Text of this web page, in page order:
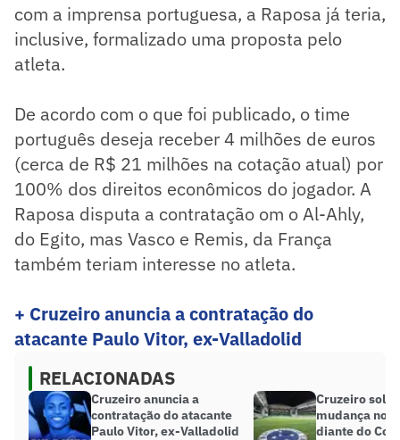
com a imprensa portuguesa, a Raposa já teria,
inclusive, formalizado uma proposta pelo
atleta.
De acordo com o que foi publicado, o time
português deseja receber 4 milhões de euros
(cerca de R$ 21 milhões na cotação atual) por
100% dos direitos econômicos do jogador. A
Raposa disputa a contratação om o Al-Ahly,
do Egito, mas Vasco e Remis, da França
também teriam interesse no atleta.
+ Cruzeiro anuncia a contratação do
atacante Paulo Vitor, ex-Valladolid
RELACIONADAS
Cruzeiro anuncia a
contratação do atacante
Paulo Vitor, ex-Valladolid
Cruzeiro
mudança no
diante do